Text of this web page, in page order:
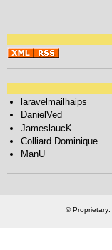
laravelmailhaips
DanielVed
JameslaucK
Colliard Dominique
ManU
© Proprietary: